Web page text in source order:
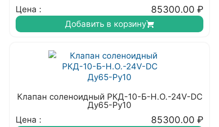
Цена :
85300.00 ₽
Добавить в корзину
Клапан соленоидный РКД-10-Б-Н.О.-24V-DC
Ду65-Ру10
Цена :
85300.00 ₽